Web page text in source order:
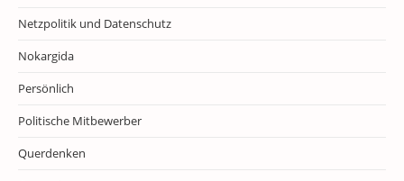
Netzpolitik und Datenschutz
Nokargida
Persönlich
Politische Mitbewerber
Querdenken